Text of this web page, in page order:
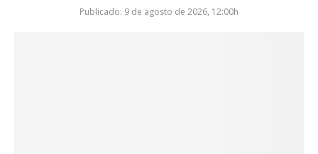
Publicado: 9 de agosto de 2026, 12:00h